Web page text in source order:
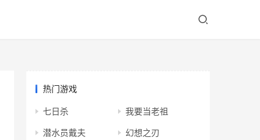
热门游戏
七日杀 我要当老祖
潜水员戴夫 幻想之刃